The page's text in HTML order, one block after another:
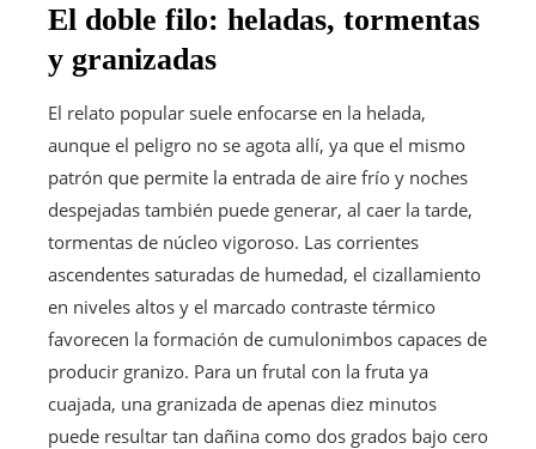
El doble filo: heladas, tormentas
y granizadas
El relato popular suele enfocarse en la helada,
aunque el peligro no se agota allí, ya que el mismo
patrón que permite la entrada de aire frío y noches
despejadas también puede generar, al caer la tarde,
tormentas de núcleo vigoroso. Las corrientes
ascendentes saturadas de humedad, el cizallamiento
en niveles altos y el marcado contraste térmico
favorecen la formación de cumulonimbos capaces de
producir granizo. Para un frutal con la fruta ya
cuajada, una granizada de apenas diez minutos
puede resultar tan dañina como dos grados bajo cero